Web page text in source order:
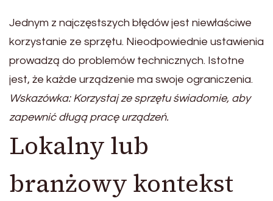
Jednym z najczęstszych błędów jest niewłaściwe
korzystanie ze sprzętu. Nieodpowiednie ustawienia
prowadzą do problemów technicznych. Istotne
jest, że każde urządzenie ma swoje ograniczenia.
Wskazówka: Korzystaj ze sprzętu świadomie, aby
zapewnić długą pracę urządzeń.
Lokalny lub
branżowy kontekst